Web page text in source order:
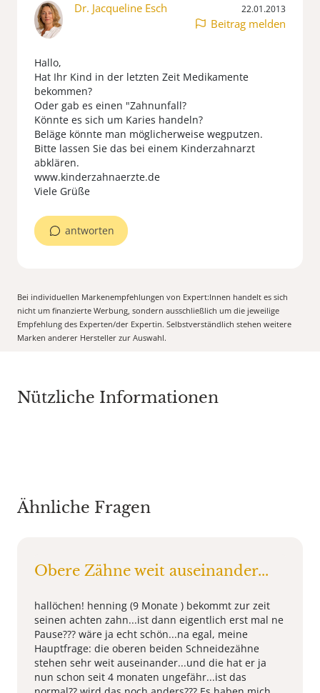
Dr. Jacqueline Esch 22.01.2013
Beitrag melden
Hallo,
Hat Ihr Kind in der letzten Zeit Medikamente
bekommen?
Oder gab es einen "Zahnunfall?
Könnte es sich um Karies handeln?
Beläge könnte man möglicherweise wegputzen.
Bitte lassen Sie das bei einem Kinderzahnarzt
abklären.
www.kinderzahnaerzte.de
Viele Grüße
antworten
Bei individuellen Markenempfehlungen von Expert:Innen handelt es sich
nicht um finanzierte Werbung, sondern ausschließlich um die jeweilige
Empfehlung des Experten/der Expertin. Selbstverständlich stehen weitere
Marken anderer Hersteller zur Auswahl.
Nützliche Informationen
Ähnliche Fragen
Obere Zähne weit auseinander...
hallöchen! henning (9 Monate ) bekommt zur zeit
seinen achten zahn...ist dann eigentlich erst mal ne
Pause??? wäre ja echt schön...na egal, meine
Hauptfrage: die oberen beiden Schneidezähne
stehen sehr weit auseinander...und die hat er ja
nun schon seit 4 monaten ungefähr...ist das